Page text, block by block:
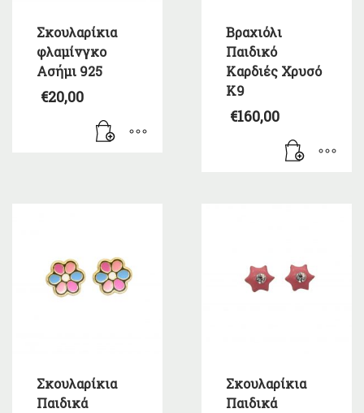
Σκουλαρίκια
φλαμίνγκο
Ασήμι 925
€20,00
Βραχιόλι
Παιδικό
Καρδιές Χρυσό
K9
€160,00
Σκουλαρίκια
Παιδικά
Σκουλαρίκια
Παιδικά